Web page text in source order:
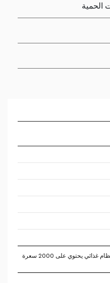
الحمية
تستند النسبة المئوية للقيم اليومية على نظام غذائي يحتوي على 2000 سعرة